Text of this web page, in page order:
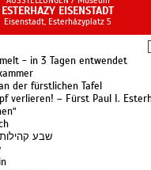
ESTERHAZY EISENSTADT
Eisenstadt, Esterházyplatz 5
- in 3 Tagen entwendet
der fürstlichen Tafel
verlieren! – Fürst Paul I.
Schewa Kehilot - שבע קהילות